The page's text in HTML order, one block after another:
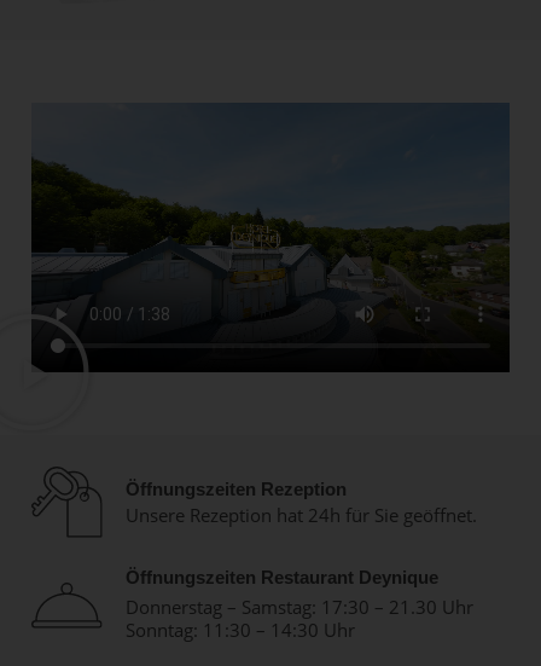
Öffnungszeiten Rezeption
Unsere Rezeption hat 24h für Sie geöffnet.
Öffnungszeiten Restaurant Deynique
Donnerstag – Samstag: 17:30 – 21.30 Uhr
Sonntag: 11:30 – 14:30 Uhr